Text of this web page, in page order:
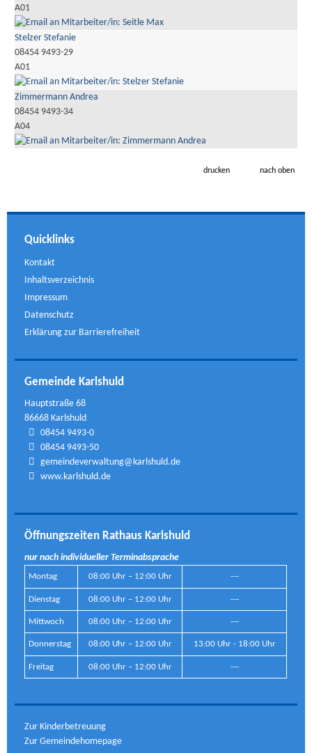
A01
Stelzer Stefanie
08454 9493-29
A01
Zimmermann Andrea
08454 9493-34
A04
drucken nach oben
Quicklinks
Kontakt
Inhaltsverzeichnis
Impressum
Datenschutz
Erklärung zur Barrierefreiheit
Gemeinde Karlshuld
Hauptstraße 68
86668 Karlshuld
08454 9493-0
08454 9493-50
gemeindeverwaltung@karlshuld.de
www.karlshuld.de
Öffnungszeiten Rathaus Karlshuld
nur nach individueller Terminabsprache
Montag 08:00 Uhr – 12:00 Uhr ---
Dienstag 08:00 Uhr – 12:00 Uhr ---
Mittwoch 08:00 Uhr – 12:00 Uhr ---
Donnerstag 08:00 Uhr – 12:00 Uhr 13:00 Uhr - 18:00 Uhr
Freitag 08:00 Uhr – 12:00 Uhr ---
Zur Kinderbetreuung
Zur Gemeindehomepage